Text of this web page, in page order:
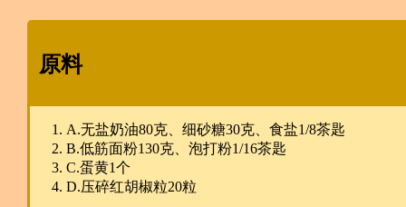
原料
A.无盐奶油80克、细砂糖30克、食盐1/8茶匙
B.低筋面粉130克、泡打粉1/16茶匙
C.蛋黄1个
D.压碎红胡椒粒20粒